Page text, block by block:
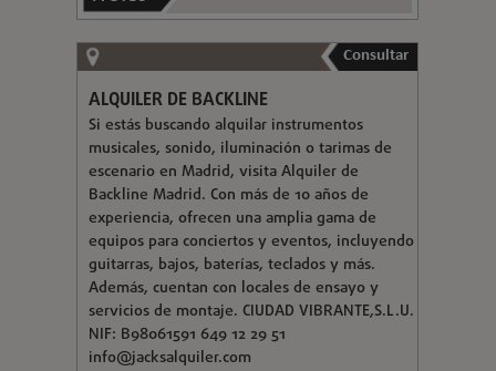
Consultar
ALQUILER DE BACKLINE
Si estás buscando alquilar instrumentos
musicales, sonido, iluminación o tarimas de
escenario en Madrid, visita Alquiler de
Backline Madrid. Con más de 10 años de
experiencia, ofrecen una amplia gama de
equipos para conciertos y eventos, incluyendo
guitarras, bajos, baterías, teclados y más.
Además, cuentan con locales de ensayo y
servicios de montaje. CIUDAD VIBRANTE,S.L.U.
NIF: B98061591 649 12 29 51
info@jacksalquiler.com